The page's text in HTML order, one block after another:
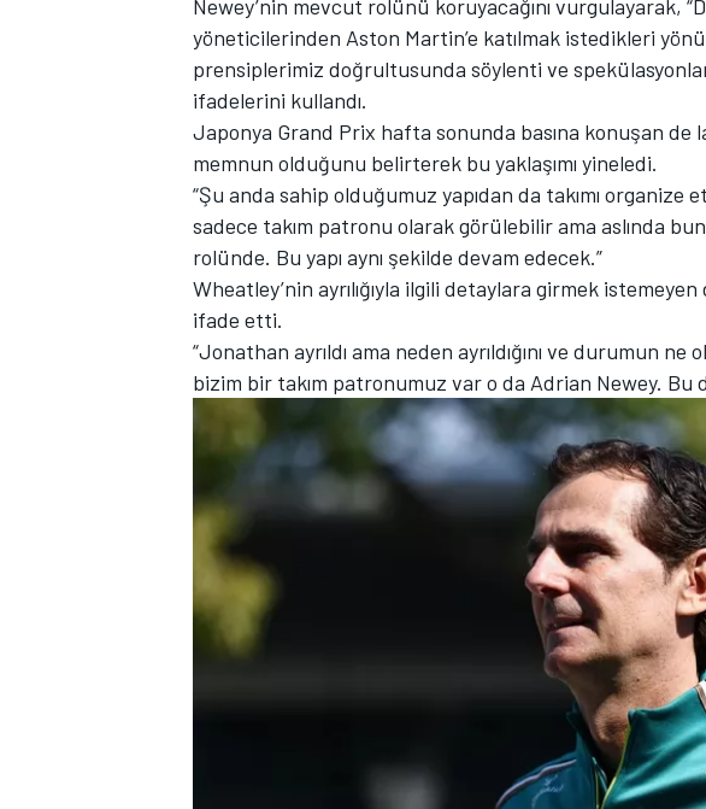
TÜRK SPORCULAR
Newey’nin mevcut rolünü koruyacağını vurgulayarak,
yöneticilerinden Aston Martin’e katılmak istedikleri
prensiplerimiz doğrultusunda söylenti ve
ifadelerini kullandı.
Japonya Grand Prix hafta sonunda basına konuşan de
memnun olduğunu belirterek bu yaklaşımı yineledi.
“Şu anda sahip olduğumuz yapıdan da takımı
sadece takım patronu olarak görülebilir ama aslında
rolünde. Bu yapı aynı şekilde devam edecek.”
Wheatley’nin ayrılığıyla ilgili detaylara girmek istemeyen
ifade etti.
“Jonathan ayrıldı ama neden ayrıldığını ve durumun
bizim bir takım patronumuz var o da Adrian Newey. Bu